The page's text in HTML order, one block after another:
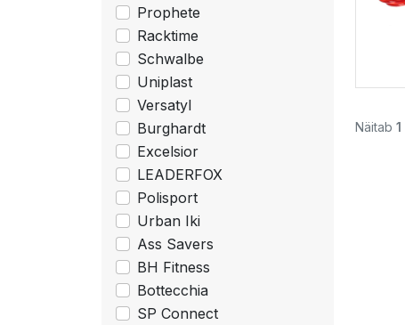
Prophete
Racktime
Schwalbe
Uniplast
Versatyl
Burghardt
Excelsior
LEADERFOX
Polisport
Urban Iki
Ass Savers
BH Fitness
Bottecchia
SP Connect
Näitab 1